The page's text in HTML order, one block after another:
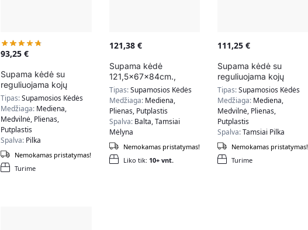
93,25 €
Supama kėdė su
reguliuojama kojų
atrama LYY11G, pilka
Tipas:Supamosios Kėdės
Medžiaga: Mediena,
Medvilnė, Plienas,
Putplastis
Spalva: Pilka
Turime
Nemokamas pristatymas!
121,38 €
Supama kėdė
121,5x67x84cm.,
baltos/tamsiai mėlynos
spalvos
Tipas:Supamosios Kėdės
Medžiaga: Mediena,
Plienas, Putplastis
Spalva: Balta, Tamsiai
Mėlyna
Liko tik: 10+ vnt.
Nemokamas pristatymas!
111,25€
Supama kėdė su
reguliuojama kojų
atrama LYY42GYZ,
tamsiai pilkos spalvos
Tipas:Supamosios Kėdės
Medžiaga: Mediena,
Medvilnė, Plienas,
Putplastis
Spalva:Tamsiai Pilka
Turime
Nemokamas pristatymas!